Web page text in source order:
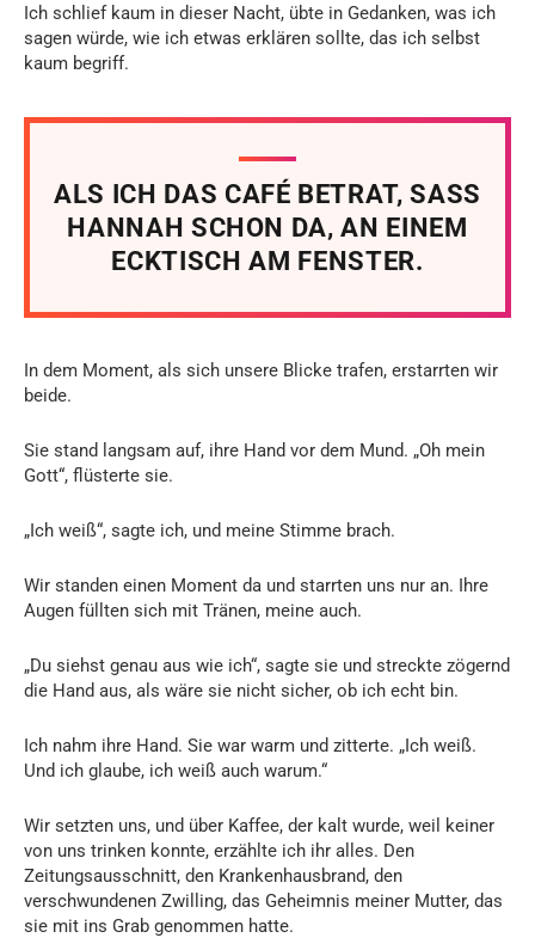
Ich schlief kaum in dieser Nacht, übte in Gedanken, was ich
sagen würde, wie ich etwas erklären sollte, das ich selbst
kaum begriff.
ALS ICH DAS CAFÉ BETRAT, SASS
HANNAH SCHON DA, AN EINEM
ECKTISCH AM FENSTER.
In dem Moment, als sich unsere Blicke trafen, erstarrten wir
beide.
Sie stand langsam auf, ihre Hand vor dem Mund. „Oh mein
Gott“, flüsterte sie.
„Ich weiß“, sagte ich, und meine Stimme brach.
Wir standen einen Moment da und starrten uns nur an. Ihre
Augen füllten sich mit Tränen, meine auch.
„Du siehst genau aus wie ich“, sagte sie und streckte zögernd
die Hand aus, als wäre sie nicht sicher, ob ich echt bin.
Ich nahm ihre Hand. Sie war warm und zitterte. „Ich weiß.
Und ich glaube, ich weiß auch warum.“
Wir setzten uns, und über Kaffee, der kalt wurde, weil keiner
von uns trinken konnte, erzählte ich ihr alles. Den
Zeitungsausschnitt, den Krankenhausbrand, den
verschwundenen Zwilling, das Geheimnis meiner Mutter, das
sie mit ins Grab genommen hatte.